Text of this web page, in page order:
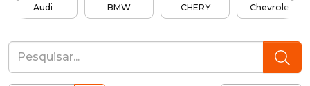
Audi BMW CHERY Chevrolet